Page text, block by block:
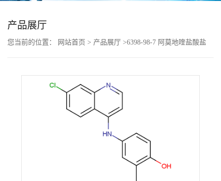
产品展厅
您当前的位置： 网站首页 > 产品展厅 >6398-98-7 阿莫地喹盐酸盐